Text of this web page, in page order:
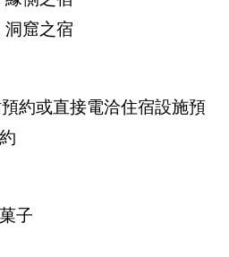
窟之宿
約或直接電洽住宿設施預
子